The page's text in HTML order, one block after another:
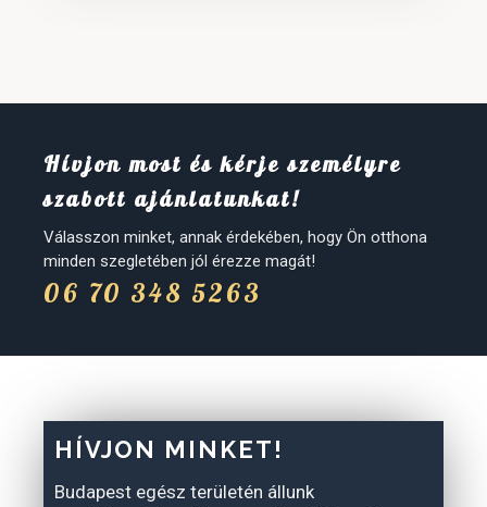
Hívjon most és kérje személyre
szabott ajánlatunkat!
Válasszon minket, annak érdekében, hogy Ön otthona
minden szegletében jól érezze magát!
06 70 348 5263
HÍVJON MINKET!
Budapest egész területén állunk